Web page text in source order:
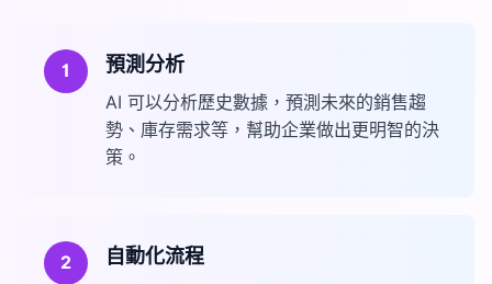
1 預測分析
AI 可以分析歷史數據，預測未來的銷售趨
勢、庫存需求等，幫助企業做出更明智的決
策。
2 自動化流程